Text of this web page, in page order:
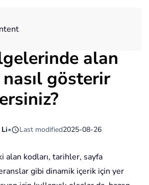
alan
nasıl gösterir
• Last modified2025-08-26
kodları, tarihler, sayfa
gibi dinamik içerik için yer